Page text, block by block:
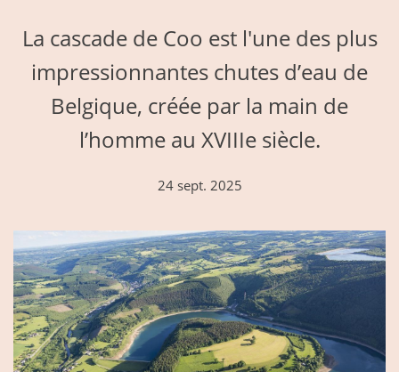
La cascade de Coo est l'une des plus
impressionnantes chutes d’eau de
Belgique, créée par la main de
l’homme au XVIIIe siècle.
24 sept. 2025